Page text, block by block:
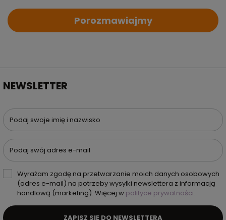
Porozmawiajmy
NEWSLETTER
Podaj swoje imię i nazwisko
Podaj swój adres e-mail
Wyrażam zgodę na przetwarzanie moich danych osobowych
(adres e-mail) na potrzeby wysyłki newslettera z informacją
handlową (marketing). Więcej w polityce prywatności.
ZAPISZ SIĘ DO NEWSLETTERA